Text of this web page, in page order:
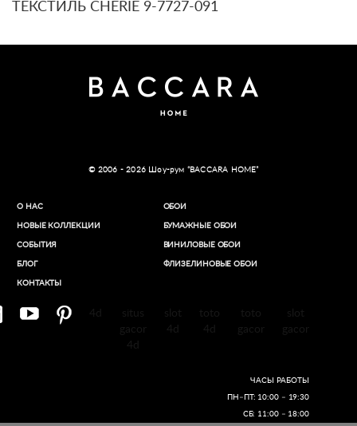
ТЕКСТИЛЬ CHERIE 9-7727-091
© 2006 - 2026 Шоу-рум “BACCARA HOME”
О НАС
НОВЫЕ КОЛЛЕКЦИИ
СОБЫТИЯ
БЛОГ
КОНТАКТЫ
ОБОИ
БУМАЖНЫЕ ОБОИ
ВИНИЛОВЫЕ ОБОИ​
ФЛИЗЕЛИНОВЫЕ ОБОИ
ЧАСЫ РАБОТЫ
ПН–ПТ: 10:00 – 19:30
СБ: 11:00 – 18:00